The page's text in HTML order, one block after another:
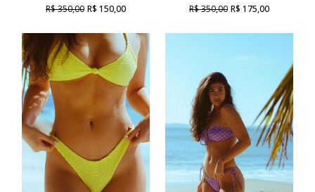
R$ 350,00 R$ 150,00
R$ 350,00 R$ 175,00